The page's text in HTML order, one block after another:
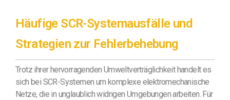
Häufige SCR-Systemausfälle und
Strategien zur Fehlerbehebung
Trotz ihrer hervorragenden Umweltverträglichkeit handelt es
sich bei SCR-Systemen um komplexe elektromechanische
Netze, die in unglaublich widrigen Umgebungen arbeiten. Für